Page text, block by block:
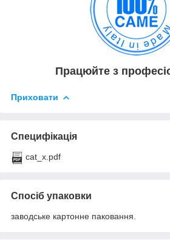
Працюйте з
Приховати
Специфікація
cat_x.pdf
Спосіб упаковки
заводське картонне паковання.